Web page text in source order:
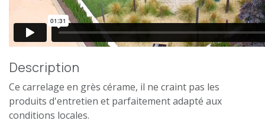
Description
Ce carrelage en grès cérame, il ne craint pas les
produits d'entretien et parfaitement adapté aux
conditions locales.